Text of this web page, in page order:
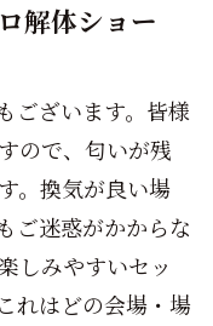
解体ショー
ございます。皆様
ので、匂いが残
。換気が良い場
ご迷惑がかからな
しみやすいセッ
れはどの会場・場